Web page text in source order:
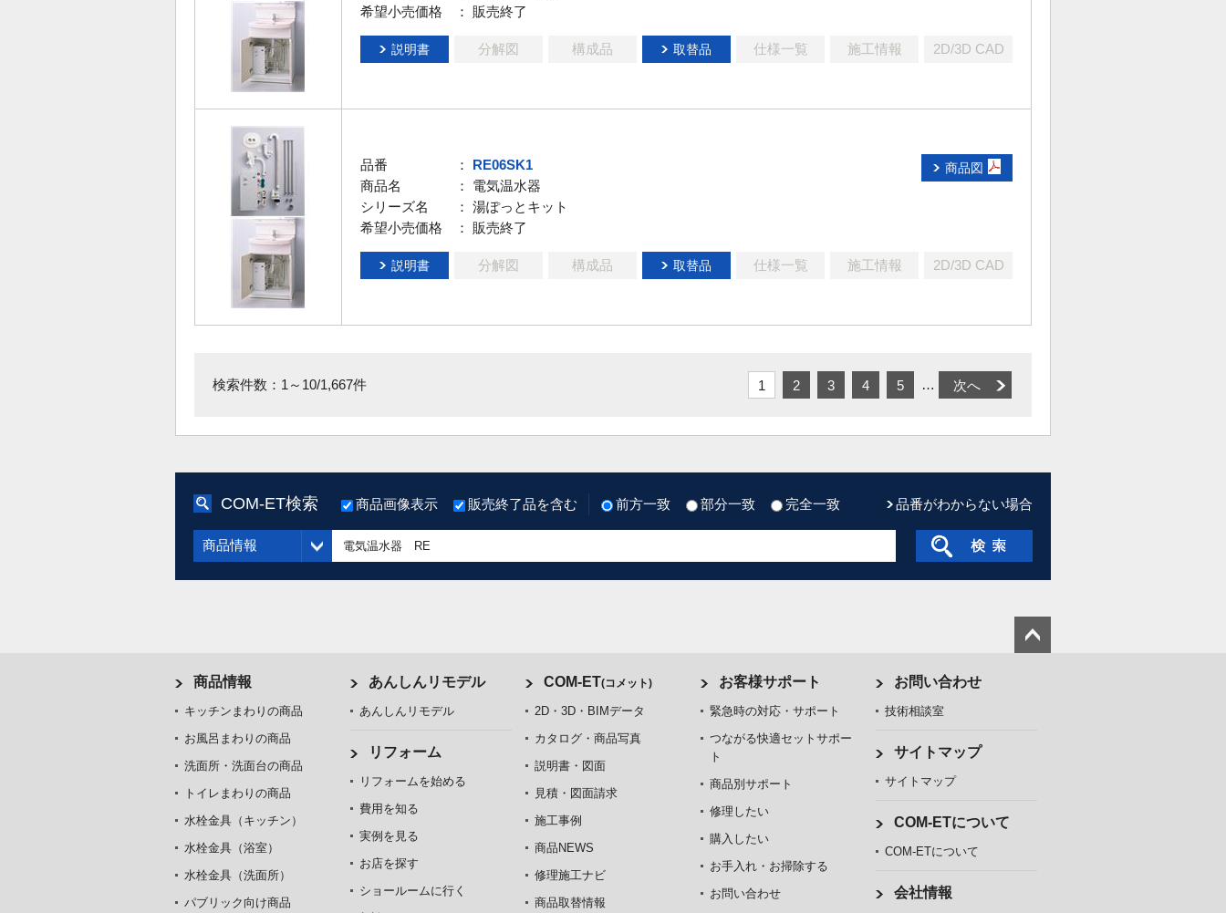
希望小売価格
： 販売終了
説明書 分解図 構成品 取替品 仕様一覧 施工情報 2D/3D CAD
品番 ： RE06SK1
商品名
： 電気温水器
シリーズ名
： 湯ぽっとキット
希望小売価格
： 販売終了
商品図
説明書 分解図 構成品 取替品 仕様一覧 施工情報 2D/3D CAD
検索件数：1～10/1,667件 1 2 3 4 5 … 次へ
COM-ET検索 商品画像表示 販売終了品を含む 前方一致 部分一致 完全一致 品番がわからない場合
商品情報
商品情報
キッチンまわりの商品
お風呂まわりの商品
洗面所・洗面台の商品
トイレまわりの商品
水栓金具（キッチン）
水栓金具（浴室）
水栓金具（洗面所）
パブリック向け商品
あんしんリモデル
あんしんリモデル
リフォーム
リフォームを始める
費用を知る
実例を見る
お店を探す
ショールームに行く
COM-ET(コメット)
2D・3D・BIMデータ
カタログ・商品写真
説明書・図面
見積・図面請求
施工事例
商品NEWS
修理施工ナビ
商品取替情報
お客様サポート
緊急時の対応・サポート
つながる快適セットサポー
ト
商品別サポート
修理したい
購入したい
お手入れ・お掃除する
お問い合わせ
お問い合わせ
技術相談室
サイトマップ
サイトマップ
COM-ETについて
COM-ETについて
会社情報